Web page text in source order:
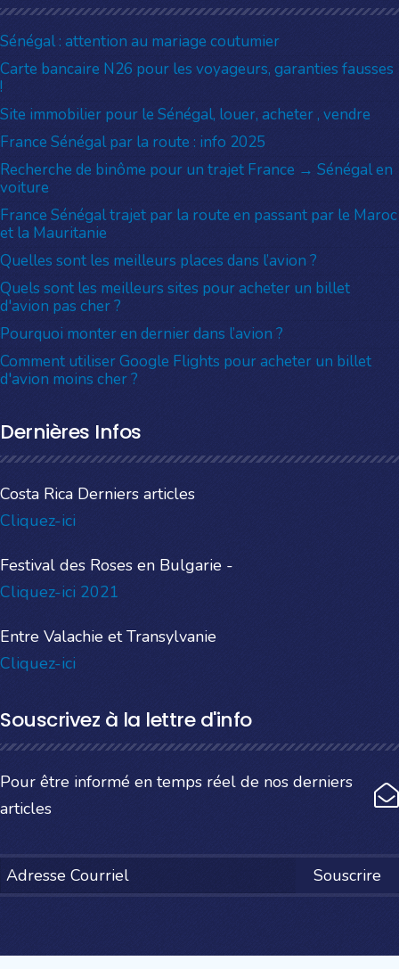
Sénégal : attention au mariage coutumier
Carte bancaire N26 pour les voyageurs, garanties fausses
!
Site immobilier pour le Sénégal, louer, acheter , vendre
France Sénégal par la route : info 2025
Recherche de binôme pour un trajet France → Sénégal en
voiture
France Sénégal trajet par la route en passant par le Maroc
et la Mauritanie
Quelles sont les meilleurs places dans l’avion ?
Quels sont les meilleurs sites pour acheter un billet
d'avion pas cher ?
Pourquoi monter en dernier dans l’avion ?
Comment utiliser Google Flights pour acheter un billet
d'avion moins cher ?
Dernières Infos
Costa Rica Derniers articles
Cliquez-ici
Festival des Roses en Bulgarie -
Cliquez-ici 2021
Entre Valachie et Transylvanie
Cliquez-ici
Souscrivez à la lettre d'info
Pour être informé en temps réel de nos derniers
articles
Souscrire